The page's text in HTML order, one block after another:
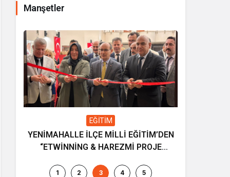
Manşetler
EĞİTİM
YENİMAHALLE İLÇE MİLLİ EĞİTİM’DEN
“ETWİNNİNG & HAREZMİ PROJE
1 2 3 4 5